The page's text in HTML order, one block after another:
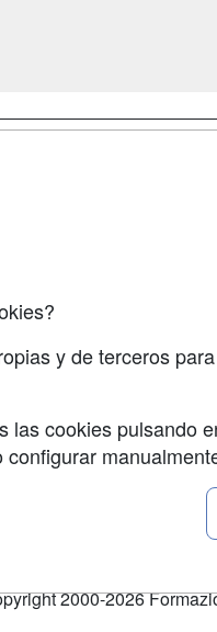
2000-2026
y de terceros
las cookies pulsando
configurar